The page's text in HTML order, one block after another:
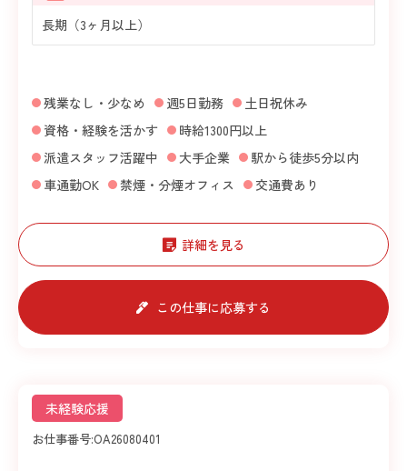
長期（3ヶ月以上）
残業なし・少なめ 週5日勤務
土日祝休み
資格・経験を活かす
時給1300円以上
派遣スタッフ活躍中
大手企業
駅から徒歩5分以内
車通勤OK
禁煙・分煙オフィス 交通費あり
詳細を見る
この仕事に応募する
未経験応援
お仕事番号:OA26080401